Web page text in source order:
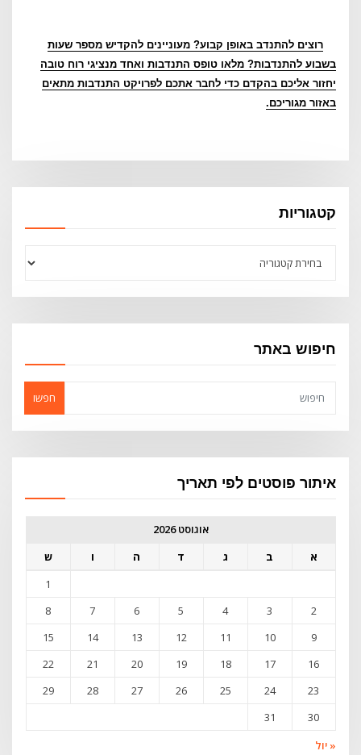
רוצים להתנדב באופן קבוע? מעוניינים להקדיש מספר שעות
בשבוע להתנדבות? מלאו טופס התנדבות ואחד מנציגי רוח טובה
יחזור אליכם בהקדם כדי לחבר אתכם לפרויקט התנדבות מתאים
באזור מגוריכם.
קטגוריות
חיפוש באתר
חפשו
איתור פוסטים לפי תאריך
אוגוסט 2026
א
ב ג ד ה ו
ש
1
2
3
4
5
6
7
8
9
10
11
12
13
14
15
16
17
18
19
20
21
22
23
24
25
26
27
28
29
30
31
« יול